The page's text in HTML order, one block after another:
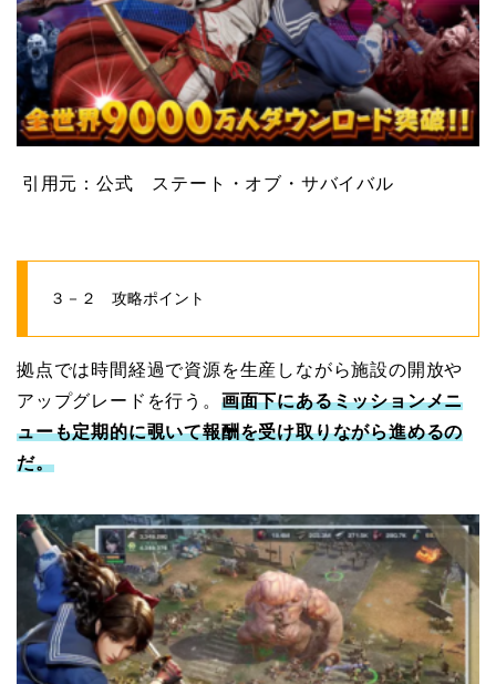
引用元：公式 ステート・オブ・サバイバル
３－２ 攻略ポイント
拠点では時間経過で資源を生産しながら施設の開放や
アップグレードを行う。 画面下にあるミッションメニ
ューも定期的に覗いて報酬を受け取りながら進めるの
だ。